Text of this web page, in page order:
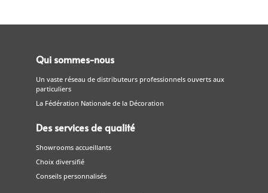
Qui sommes-nous
Un vaste réseau de distributeurs professionnels ouverts aux
particuliers
La Fédération Nationale de la Décoration
Des services de qualité
Showrooms accueillants
Choix diversifié
Conseils personnalisés